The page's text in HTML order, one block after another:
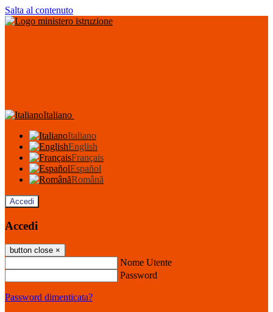
Salta al contenuto
Italiano
Italiano
English
Français
Español
Română
Accedi
Accedi
button close ×
Nome Utente
Password
Password dimenticata?